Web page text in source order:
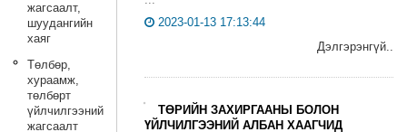
жагсаалт,
шуудангийн
хаяг
Төлбөр,
хураамж,
төлбөрт
үйлчилгээний
жагсаалт
2023-01-13 17:13:44
Дэлгэрэнгүй..
ТӨРИЙН ЗАХИРГААНЫ БОЛОН
ҮЙЛЧИЛГЭЭНИЙ АЛБАН ХААГЧИД